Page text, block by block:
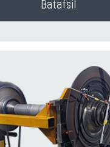
Batafsil